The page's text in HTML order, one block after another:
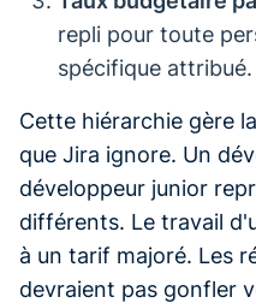
repli pour toute
spécifique attribué.
Cette hiérarchie gère
que Jira ignore. Un
développeur junior
différents. Le travail
à un tarif majoré. Les
devraient pas gonfler